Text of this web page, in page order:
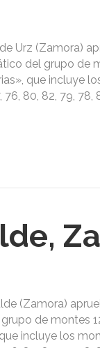
Urz (Zamora)
del grupo de
que incluye
76, 80, 82, 79, 78,
(Zamora)
de montes
incluye los